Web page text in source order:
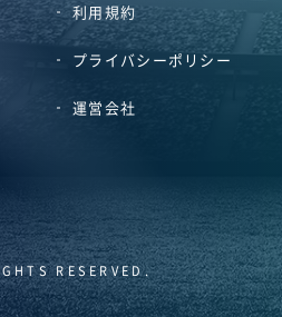
利用規約
プライバシーポリシー
運営会社
RESERVED.